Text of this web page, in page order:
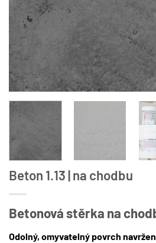
Beton 1.13 | na chodbu
Betonová stěrka na
Odolný, omyvatelný povrch